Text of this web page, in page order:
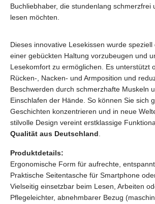
Buchliebhaber, die stundenlang schmerzfrei
lesen möchten.
Dieses innovative Lesekissen wurde speziell
einer gebückten Haltung vorzubeugen und
Lesekomfort zu ermöglichen. Es unterstützt
Rücken-, Nacken- und Armposition und
Beschwerden durch schmerzhafte Muskeln
Einschlafen der Hände. So können Sie sich
Geschichten konzentrieren und in neue
stilvolle Design vereint erstklassige
Qualität aus Deutschland.
Produktdetails:
Ergonomische Form für aufrechte,
Praktische Seitentasche für Smartphone
Vielseitig einsetzbar beim Lesen, Arbeiten
Pflegeleichter, abnehmbarer Bezug